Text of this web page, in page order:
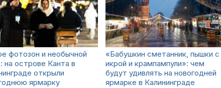
фотозон и необычной
на острове Канта в
открыли
ярмарку
«Бабушкин сметанник, пышки с
икрой и крампампули»: чем
будут удивлять на новогодней
ярмарке в Калининграде